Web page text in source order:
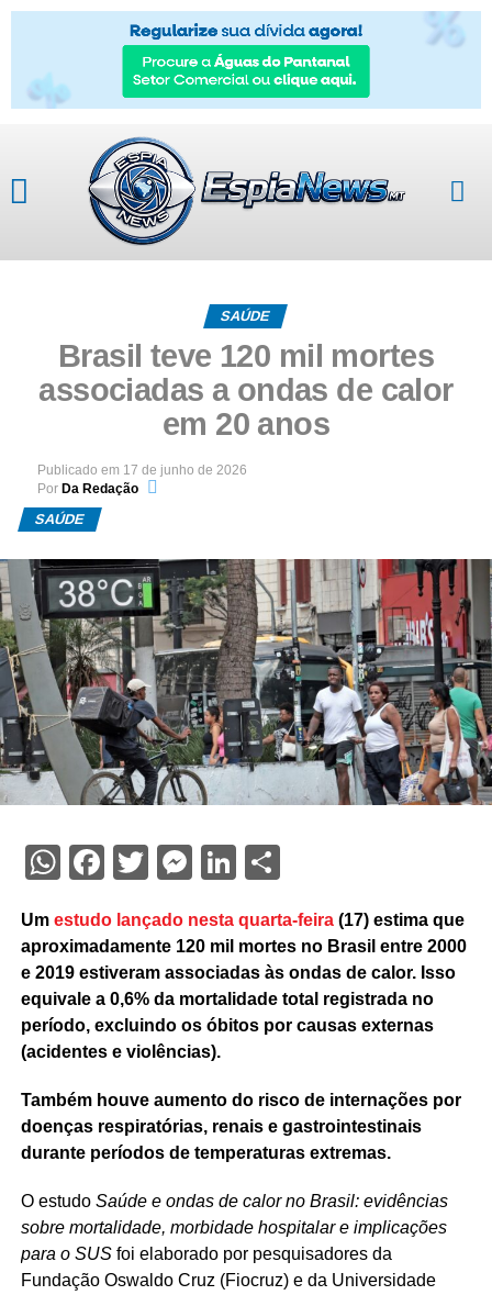
SAÚDE
Brasil teve 120 mil mortes
associadas a ondas de calor
em 20 anos
Publicado em 17 de junho de 2026
Por Da Redação
SAÚDE
WhatsApp
Facebook
Twitter
Messenger
LinkedIn
Share
Um estudo lançado nesta quarta-feira (17) estima que
aproximadamente 120 mil mortes no Brasil entre 2000
e 2019 estiveram associadas às ondas de calor. Isso
equivale a 0,6% da mortalidade total registrada no
período, excluindo os óbitos por causas externas
(acidentes e violências).
Também houve aumento do risco de internações por
doenças respiratórias, renais e gastrointestinais
durante períodos de temperaturas extremas.
O estudo Saúde e ondas de calor no Brasil: evidências
sobre mortalidade, morbidade hospitalar e implicações
para o SUSfoi elaborado por pesquisadores da
Fundação Oswaldo Cruz (Fiocruz) e da Universidade